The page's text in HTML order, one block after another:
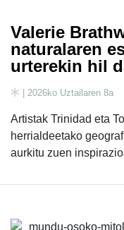
Valerie
naturalaren
urterekin hil
| 2026ko Uztailaren 8a
Artistak Trinidad eta
herrialdeetako
aurkitu zuen